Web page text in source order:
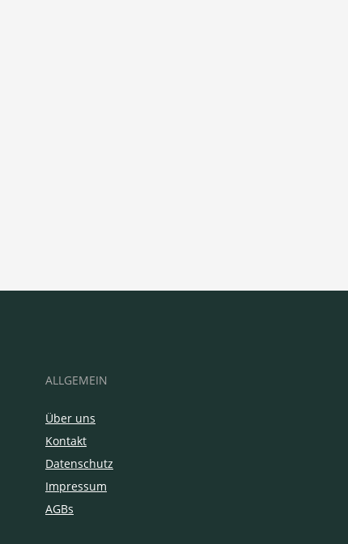
ALLGEMEIN
Über uns
Kontakt
Datenschutz
Impressum
AGBs